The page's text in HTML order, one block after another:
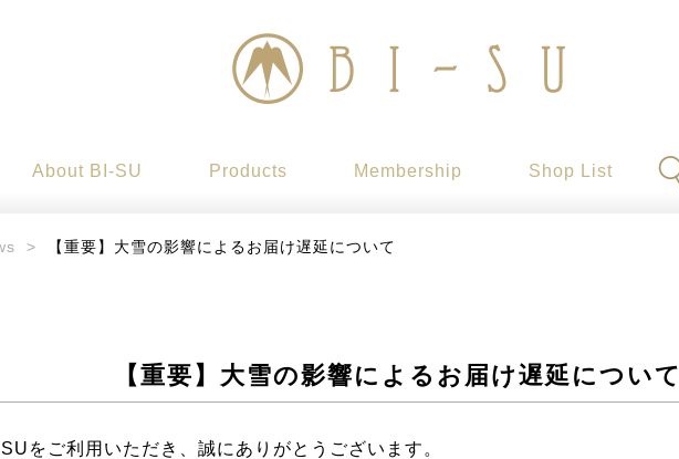
About BI-SU Products Membership Shop List
> 【重要】大雪の影響によるお届け遅延について
【重要】大雪の影響によるお届け遅延について
をご利用いただき、誠にありがとうございます。